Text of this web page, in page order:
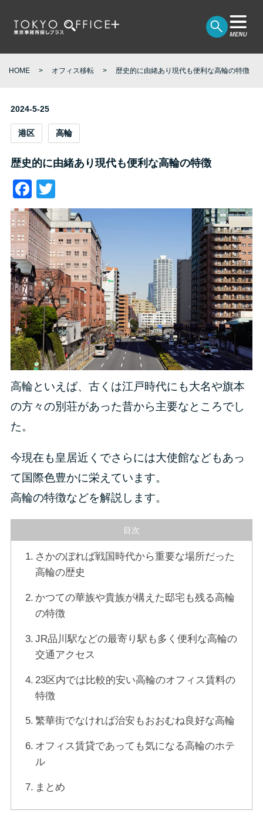
HOME オフィス移転 歴史的に由緒あり現代も便利な高輪の特徴
2024-5-25
港区 高輪
歴史的に由緒あり現代も便利な高輪の特徴
Facebook
高輪といえば、古くは江戸時代にも大名や旗本
の方々の別荘があった昔から主要なところでし
た。
今現在も皇居近くでさらには大使館などもあっ
て国際色豊かに栄えています。
高輪の特徴などを解説します。
目次
さかのぼれば戦国時代から重要な場所だった
高輪の歴史
かつての華族や貴族が構えた邸宅も残る高輪
の特徴
JR品川駅などの最寄り駅も多く便利な高輪の
交通アクセス
23区内では比較的安い高輪のオフィス賃料の
特徴
繁華街でなければ治安もおおむね良好な高輪
オフィス賃貸であっても気になる高輪のホテ
ル
まとめ